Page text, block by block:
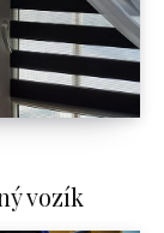
vozík